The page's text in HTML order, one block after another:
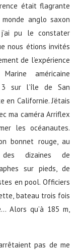
était flagrante
anglo saxon
pu le constater
nous étions invités
de l’expérience
américaine
3 sur l’île de San
en Californie. J’étais
ma caméra Arriflex
les océanautes.
bonnet rouge, au
dizaines de
sur pieds, de
en pool. Officiers
bateau trois fois
Alors qu’à 185 m,
pas de me